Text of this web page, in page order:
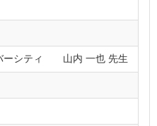
ーシティ 山内 一也 先生